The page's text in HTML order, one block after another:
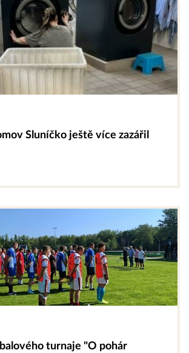
Sluníčko ještě více zazářil
turnaje "O pohár